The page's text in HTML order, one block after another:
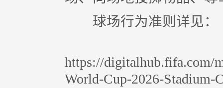
球场行为准则详见：
https://digitalhub.fifa.com/
World-Cup-2026-Stadium-